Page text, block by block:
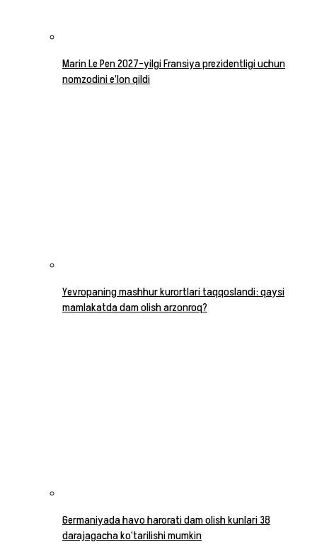
Marin Le Pen 2027-yilgi Fransiya prezidentligi uchun
nomzodini e’lon qildi
Yevropaning mashhur kurortlari taqqoslandi: qaysi
mamlakatda dam olish arzonroq?
Germaniyada havo harorati dam olish kunlari 38
darajagacha ko‘tarilishi mumkin